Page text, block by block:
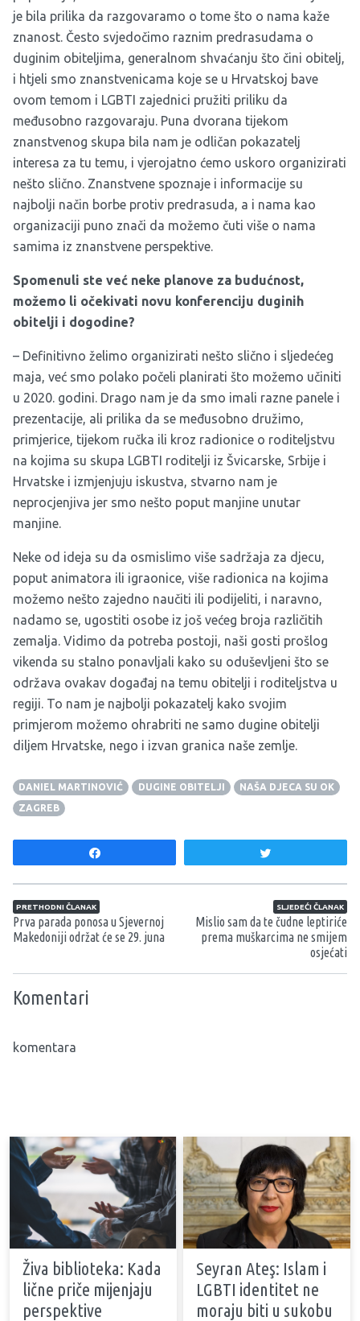
je bila prilika da razgovaramo o tome što o nama kaže
znanost. Često svjedočimo raznim predrasudama o
duginim obiteljima, generalnom shvaćanju što čini obitelj,
i htjeli smo znanstvenicama koje se u Hrvatskoj bave
ovom temom i LGBTI zajednici pružiti priliku da
međusobno razgovaraju. Puna dvorana tijekom
znanstvenog skupa bila nam je odličan pokazatelj
interesa za tu temu, i vjerojatno ćemo uskoro organizirati
nešto slično. Znanstvene spoznaje i informacije su
najbolji način borbe protiv predrasuda, a i nama kao
organizaciji puno znači da možemo čuti više o nama
samima iz znanstvene perspektive.
Spomenuli ste već neke planove za budućnost,
možemo li očekivati novu konferenciju duginih
obitelji i dogodine?
– Definitivno želimo organizirati nešto slično i sljedećeg
maja, već smo polako počeli planirati što možemo učiniti
u 2020. godini. Drago nam je da smo imali razne panele i
prezentacije, ali prilika da se međusobno družimo,
primjerice, tijekom ručka ili kroz radionice o roditeljstvu
na kojima su skupa LGBTI roditelji iz Švicarske, Srbije i
Hrvatske i izmjenjuju iskustva, stvarno nam je
neprocjenjiva jer smo nešto poput manjine unutar
manjine.
Neke od ideja su da osmislimo više sadržaja za djecu,
poput animatora ili igraonice, više radionica na kojima
možemo nešto zajedno naučiti ili podijeliti, i naravno,
nadamo se, ugostiti osobe iz još većeg broja različitih
zemalja. Vidimo da potreba postoji, naši gosti prošlog
vikenda su stalno ponavljali kako su oduševljeni što se
održava ovakav događaj na temu obitelji i roditeljstva u
regiji. To nam je najbolji pokazatelj kako svojim
primjerom možemo ohrabriti ne samo dugine obitelji
diljem Hrvatske, nego i izvan granica naše zemlje.
DANIEL MARTINOVIĆ DUGINE OBITELJI
NAŠA DJECA SU OK
ZAGREB
Navigacija članaka
PRETHODNI ČLANAK
Prva parada ponosa u Sjevernoj
Makedoniji održat će se 29. juna
SLJEDEĆI ČLANAK
Mislio sam da te čudne leptiriće
prema muškarcima ne smijem
osjećati
Komentari
komentara
Živa biblioteka: Kada
lične priče mijenjaju
perspektive
Seyran Ateş: Islam i
LGBTI identitet ne
moraju biti u sukobu